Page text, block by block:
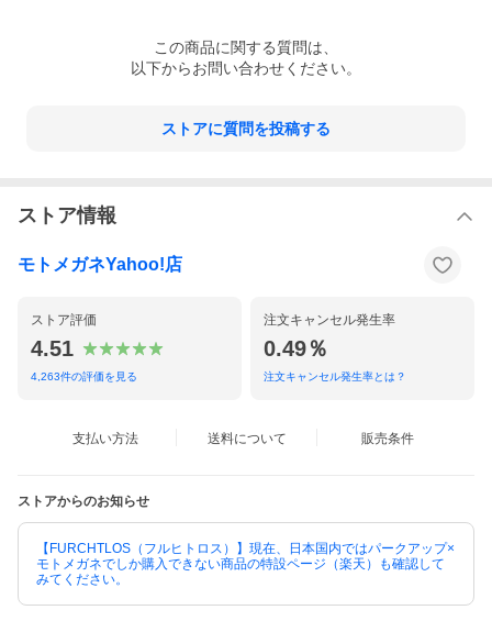
●メーカー名：フルヒトロス / FURCHTLOS
●商品名：エベレスト - 防水バッグ ロールバッグ 36L（アークテ
●メーカー品番：FU06EVRB003602
いった定番ブランドと並び、フルヒトロスも豊富なサイズと取付
タイプを取り揃えています。
いただけます。
フルヒトロスについて
恐れを知らぬ者へ──FURCHTLOS、日本初上陸！
ドイツ語で「恐れ知らず」を意味するFURCHTLOS（フルヒトロ
ス）。
世界10カ国以上で高く評価され、厳格な品質基準をクリアしたFU
RCHTLOSのトップケース＆サイドケース。
2023年：「RANGER」アルミケースファミリー受賞
2024年：「SHIELD」プラスチックケースシリーズ受賞
イクルショーに出展！
実際にその品質とデザインを多くのユーザーに体感していただ
き、高評価を得ました。
「恐れを知らずに、どこまでも。」FURCHTLOSは、すべてのラ
この商品に関する質問は、
以下からお問い合わせください。
ストアに質問を投稿する
ストア情報
モトメガネYahoo!店
ストア評価
4.51
4,263件の評価を見る
注文キャンセル発生率
0.49％
注文キャンセル発生率とは？
支払い方法 送料について 販売条件
ストアからのお知らせ
【FURCHTLOS（フルヒトロス）】現在、日本国内ではパークアップ×
モトメガネでしか購入できない商品の特設ページ（楽天）も確認して
みてください。